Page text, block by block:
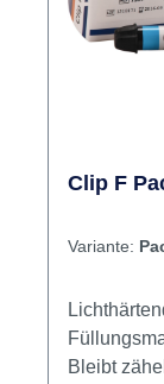
Clip F
Variante:
Bleibt